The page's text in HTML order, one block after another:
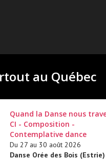
au Québec
Quand la Danse nous
CI - Composition -
Contemplative dance
Du 27 au 30 août 2026
Danse Orée des Bois (Estrie)